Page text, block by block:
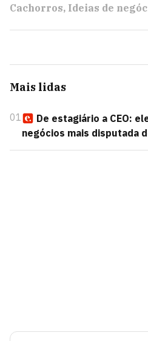
Cachorros Ideias de
Mais lidas
01
De estagiário a CEO:
negócios mais disputada